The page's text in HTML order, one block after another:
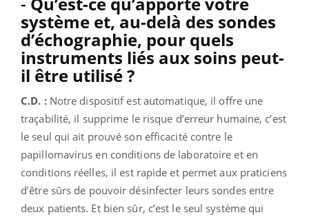
système et, au-delà des sondes
d’échographie, pour quels
instruments liés aux soins peut-
il être utilisé ?
C.D. :Notre dispositif est automatique, il offre une
traçabilité, il supprime le risque d’erreur humaine, c’est
le seul qui ait prouvé son efficacité contre le
papillomavirus en conditions de laboratoire et en
conditions réelles, il est rapide et permet aux praticiens
d’être sûrs de pouvoir désinfecter leurs sondes entre
deux patients. Et bien sûr, c’est le seul système qui